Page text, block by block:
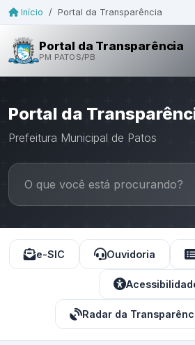
Início / Portal da Transparência
Portal da Transparência
PM PATOS/PB
Portal da
Prefeitura Municipal de Patos
e-SIC Ouvidoria
Radar da